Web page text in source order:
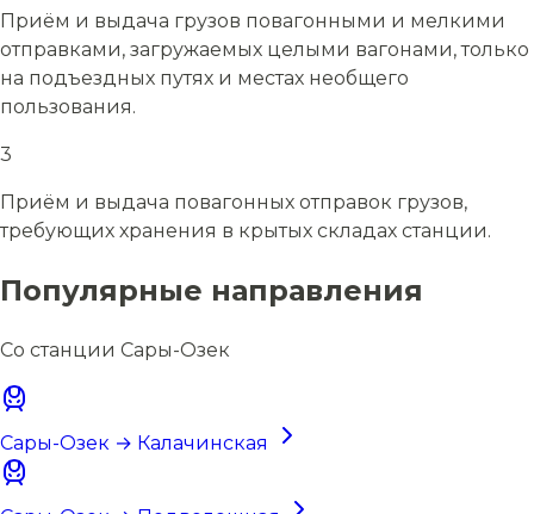
Приём и выдача грузов повагонными и мелкими
отправками, загружаемых целыми вагонами, только
на подъездных путях и местах необщего
пользования.
3
Приём и выдача повагонных отправок грузов,
требующих хранения в крытых складах станции.
Популярные направления
Со станции Сары-Озек
Сары-Озек → Калачинская